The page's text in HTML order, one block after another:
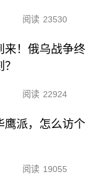
阅读 23530
来！俄乌战争终
阅读 22924
鹰派，怎么访个
阅读 19055